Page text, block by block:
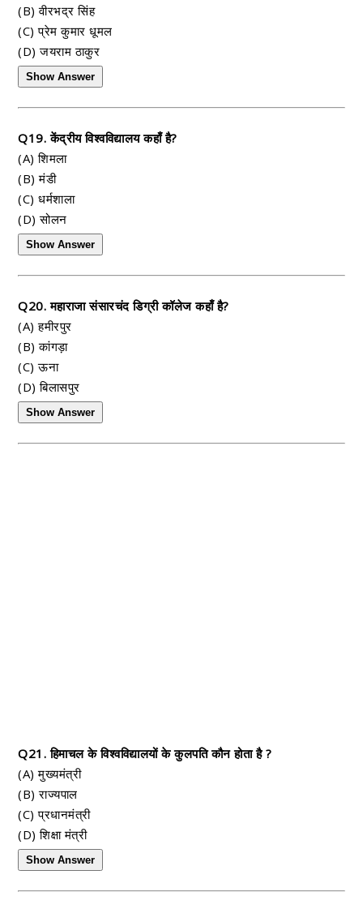
(B) वीरभद्र सिंह
(C) प्रेम कुमार धूमल
(D) जयराम ठाकुर
Show Answer
Q19. केंद्रीय विश्वविद्यालय कहाँ है?
(A) शिमला
(B) मंडी
(C) धर्मशाला
(D) सोलन
Show Answer
Q20. महाराजा संसारचंद डिग्री कॉलेज कहाँ है?
(A) हमीरपुर
(B) कांगड़ा
(C) ऊना
(D) बिलासपुर
Show Answer
Q21. हिमाचल के विश्वविद्यालयों के कुलपति कौन होता है ?
(A) मुख्यमंत्री
(B) राज्यपाल
(C) प्रधानमंत्री
(D) शिक्षा मंत्री
Show Answer